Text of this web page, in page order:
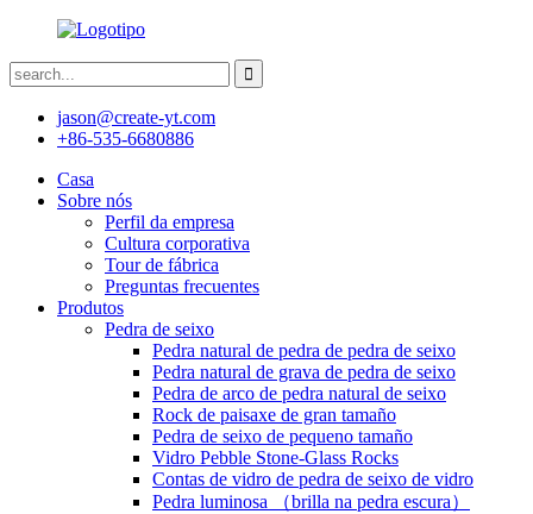
jason@create-yt.com
+86-535-6680886
Casa
Sobre nós
Perfil da empresa
Cultura corporativa
Tour de fábrica
Preguntas frecuentes
Produtos
Pedra de seixo
Pedra natural de pedra de pedra de seixo
Pedra natural de grava de pedra de seixo
Pedra de arco de pedra natural de seixo
Rock de paisaxe de gran tamaño
Pedra de seixo de pequeno tamaño
Vidro Pebble Stone-Glass Rocks
Contas de vidro de pedra de seixo de vidro
Pedra luminosa （brilla na pedra escura）